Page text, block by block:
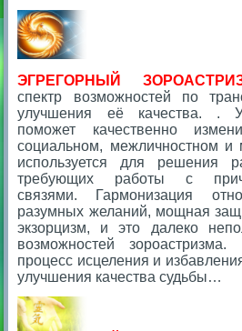
ЭГРЕГОРНЫЙ
спектр возможностей по
улучшения её качества. .
поможет качественно
социальном, межличностном и
используется для решения
требующих работы с
связями. Гармонизация
разумных желаний, мощная
экзорцизм, и это далеко
возможностей зороастризма.
процесс исцеления и
улучшения качества судьбы…